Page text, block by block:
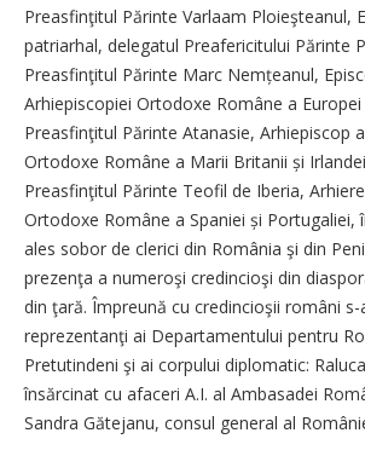
Preasfinţitul Părinte Varlaam Ploieşteanul,
patriarhal, delegatul Preafericitului Părinte
Preasfinţitul Părinte Marc Nemțeanul,
Arhiepiscopiei Ortodoxe Române a Europei
Preasfinţitul Părinte Atanasie, Arhiepiscop
Ortodoxe Române a Marii Britanii și
Preasfinţitul Părinte Teofil de Iberia,
Ortodoxe Române a Spaniei și Portugaliei,
ales sobor de clerici din România şi din
prezenţa a numeroşi credincioşi din
din ţară. Împreună cu credincioşii români
reprezentanţi ai Departamentului pentru
Pretutindeni şi ai corpului diplomatic:
însărcinat cu afaceri A.I. al Ambasadei
Sandra Gătejanu, consul general al